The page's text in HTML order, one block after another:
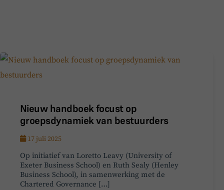
Nieuw handboek focust op
groepsdynamiek van bestuurders
17 juli 2025
Op initiatief van Loretto Leavy (University of
Exeter Business School) en Ruth Sealy (Henley
Business School), in samenwerking met de
Chartered Governance […]